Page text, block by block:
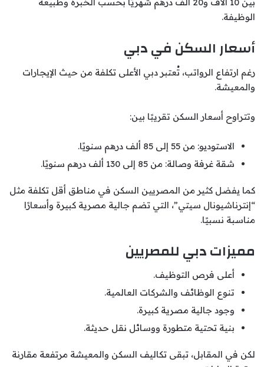
بين 10 آلاف و20 ألف درهم شهريًا بحسب الخبرة وطبيعة
الوظيفة.
أسعار السكن في دبي
رغم ارتفاع الرواتب، تُعتبر دبي الأعلى تكلفة من حيث الإيجارات
والمعيشة.
وتتراوح أسعار السكن تقريبًا بين:
الاستوديو: من 55 إلى 85 ألف درهم سنويًا.
شقة غرفة وصالة: من 85 إلى 130 ألف درهم سنويًا.
كما يفضل كثير من المصريين السكن في مناطق أقل تكلفة مثل
“إنترناشيونال سيتي”، التي تضم جالية مصرية كبيرة وأسعارًا
مناسبة نسبيًا.
مميزات دبي للمصريين
أعلى فرص التوظيف.
تنوع الوظائف والشركات العالمية.
وجود جالية مصرية كبيرة.
بنية تحتية متطورة ووسائل نقل حديثة.
لكن في المقابل، تبقى تكاليف السكن والمعيشة مرتفعة مقارنة